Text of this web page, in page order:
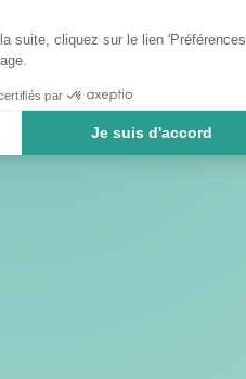
suite, cliquez sur le lien 'Préférences
par
Je suis d'accord